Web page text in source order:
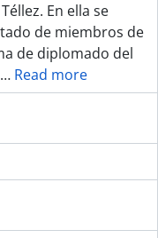
En ella se
de miembros de
de diplomado del
… Read more